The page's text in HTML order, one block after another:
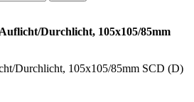
Durchlicht, 105x105/85mm